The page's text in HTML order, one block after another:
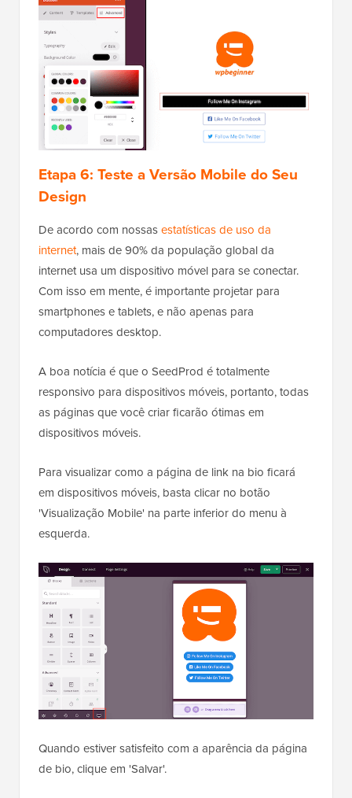
Etapa 6: Teste a Versão Mobile do Seu
Design
De acordo com nossasestatísticas de uso da
internet, mais de 90% da população global da
internet usa um dispositivo móvel para se conectar.
Com isso em mente, é importante projetar para
smartphones e tablets, e não apenas para
computadores desktop.
A boa notícia é que o SeedProd é totalmente
responsivo para dispositivos móveis, portanto, todas
as páginas que você criar ficarão ótimas em
dispositivos móveis.
Para visualizar como a página de link na bio ficará
em dispositivos móveis, basta clicar no botão
'Visualização Mobile' na parte inferior do menu à
esquerda.
Quando estiver satisfeito com a aparência da página
de bio, clique em 'Salvar'.